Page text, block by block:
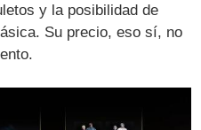
y la posibilidad de
Su precio, eso sí, no